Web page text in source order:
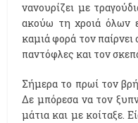
νανουρίζει με
ακούω τη χροιά όλων
καμιά φορά τον
παντόφλες και τον
Σήμερα το πρωί τον
Δε μπόρεσα να τον
μάτια και με κοίταξε.